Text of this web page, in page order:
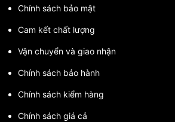
Chính sách bảo mật
Cam kết chất lượng
Vận chuyển và giao nhận
Chính sách bảo hành
Chính sách kiểm hàng
Chính sách giá cả